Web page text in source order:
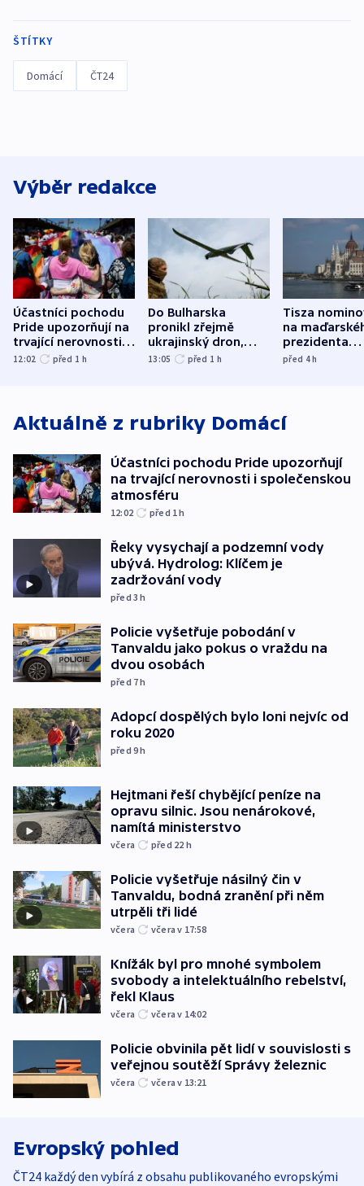
ŠTÍTKY
Domácí ČT24
Výběr redakce
Účastníci pochodu
Pride upozorňují na
trvající nerovnosti i
společenskou
12:02 před 1 h
Do Bulharska
pronikl zřejmě
ukrajinský dron,
explodoval kilometr
13:05 před 1 h
Tisza
na
prezidenta
bývalého
před 4h
Aktuálně z rubriky Domácí
Účastníci pochodu Pride upozorňují
na trvající nerovnosti i společenskou
atmosféru
12:02 před 1h
Řeky vysychají a podzemní vody
ubývá. Hydrolog: Klíčem je
zadržování vody
před 3h
Policie vyšetřuje pobodání v
Tanvaldu jako pokus o vraždu na
dvou osobách
před 7h
Adopcí dospělých bylo loni nejvíc od
roku 2020
před 9h
Hejtmani řeší chybějící peníze na
opravu silnic. Jsou nenárokové,
namítá ministerstvo
včera před 22 h
Policie vyšetřuje násilný čin v
Tanvaldu, bodná zranění při něm
utrpěli tři lidé
včera včera v 17:58
Knížák byl pro mnohé symbolem
svobody a intelektuálního rebelství,
řekl Klaus
včera včera v 14:02
Policie obvinila pět lidí v souvislosti s
veřejnou soutěží Správy železnic
včera včera v 13:21
Evropský pohled
ČT24 každý den vybírá z obsahu publikovaného evropskými